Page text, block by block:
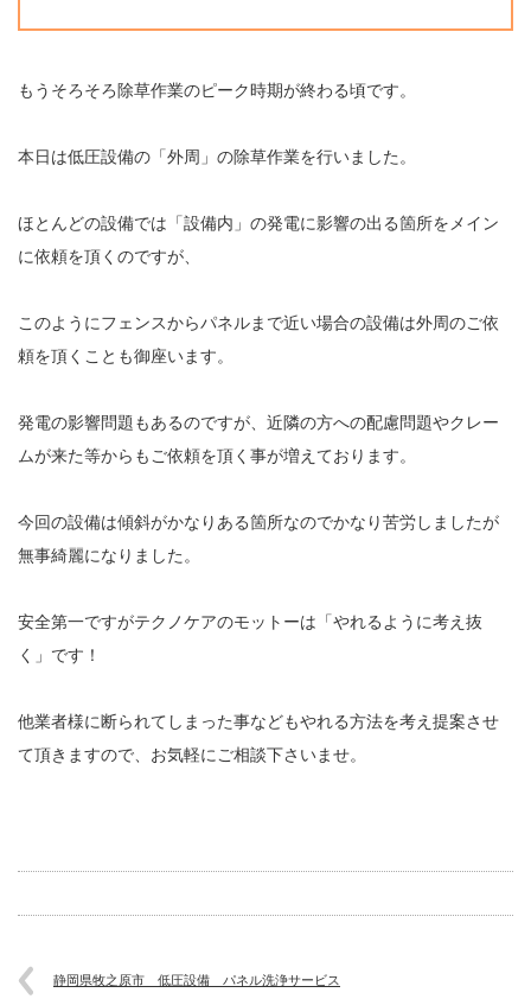
もうそろそろ除草作業のピーク時期が終わる頃です。
本日は低圧設備の「外周」の除草作業を行いました。
ほとんどの設備では「設備内」の発電に影響の出る箇所をメイン
に依頼を頂くのですが、
このようにフェンスからパネルまで近い場合の設備は外周のご依
頼を頂くことも御座います。
発電の影響問題もあるのですが、近隣の方への配慮問題やクレー
ムが来た等からもご依頼を頂く事が増えております。
今回の設備は傾斜がかなりある箇所なのでかなり苦労しましたが
無事綺麗になりました。
安全第一ですがテクノケアのモットーは「やれるように考え抜
く」です！
他業者様に断られてしまった事などもやれる方法を考え提案させ
て頂きますので、お気軽にご相談下さいませ。
静岡県牧之原市 低圧設備 パネル洗浄サービス